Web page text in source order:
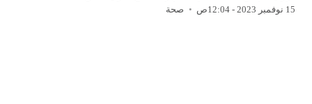
15 نوفمبر 2023 - 12:04ص صحة